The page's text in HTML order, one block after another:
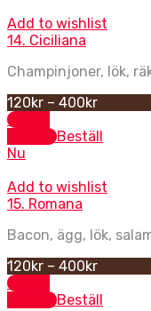
Add to wishlist
14. Ciciliana
Champinjoner, lök,
120kr – 400kr
Select
optionsBeställ
Nu
Add to wishlist
15. Romana
Bacon, ägg, lök,
120kr – 400kr
Select
optionsBeställ